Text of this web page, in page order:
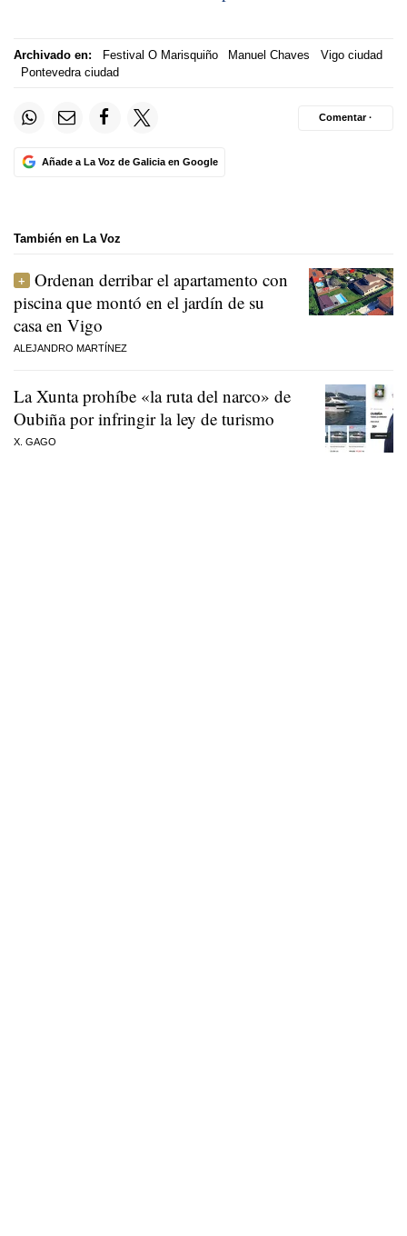
Archivado en: Festival O Marisquiño Manuel Chaves
Vigo ciudad
Pontevedra ciudad
Añade a La Voz de Galicia en Google
Comentar ·
También en La Voz
Ordenan derribar el apartamento con
piscina que montó en el jardín de su
casa en Vigo
ALEJANDRO MARTÍNEZ
La Xunta prohíbe «la ruta del narco» de
Oubiña por infringir la ley de turismo
X. GAGO